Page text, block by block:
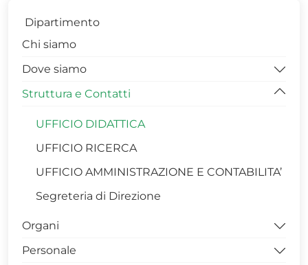
Dipartimento
Chi siamo
Dove siamo
PIANTE EDIFICIO 2DA
PIANTE EDIFICIO 3A
PIANTE EDIFICIO 3B
Struttura e Contatti
UFFICIO DIDATTICA
UFFICIO RICERCA
UFFICIO AMMINISTRAZIONE E CONTABILITA’
Segreteria di Direzione
Organi
Direttore
Personale